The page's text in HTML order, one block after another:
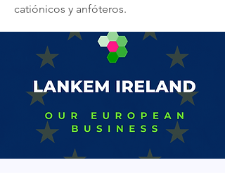
catiónicos y anfóteros.